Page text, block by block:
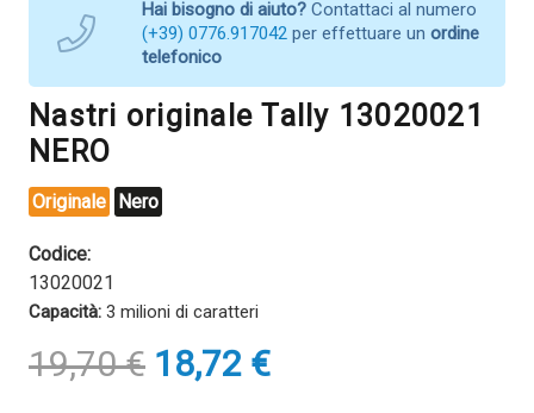
Hai bisogno di aiuto? Contattaci al numero
(+39) 0776.917042 per effettuare un ordine
telefonico
Nastri originale Tally 13020021
NERO
Originale Nero
Codice:
13020021
Capacità: 3 milioni di caratteri
19,70€ Il
prezzo
18,72 €Il
prezzo